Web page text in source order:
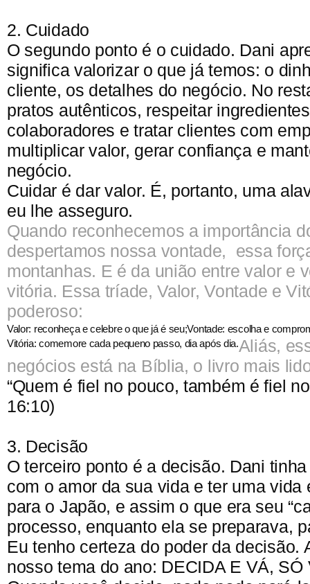
2. Cuidado
O segundo ponto é o cuidado. Dani
significa valorizar o que já temos: o
cliente, os detalhes do negócio. No
pratos autênticos, respeitar
colaboradores e tratar clientes com
multiplicar valor, gerar confiança e
negócio.
Cuidar é dar valor. É, portanto, uma
eu lhe asseguro.
Quando reconhecemos a importância
despertamos nossa vontade, essa
montanhas. E é da união entre valor e
vitória. Essa tríade, Valor, Vontade e
poderoso:
Valor: reconheça e celebre o que já é seu;Vontade: escolha e
Vitória: comemore cada pequeno passo, dia após dia.Aliás,
negócios está na Bíblia, o livro mais
“Quem é fiel no pouco, também é fiel
16:10)
3. Decisão
O terceiro ponto é a decisão. Dani
com o amor da sua vida e ter uma vida
para o Japão, e assim o que era seu
processo, enquanto ela se preparava,
Eu tenho certeza do poder da decisão.
nosso tema do ano: DECIDA E VÁ, SÓ